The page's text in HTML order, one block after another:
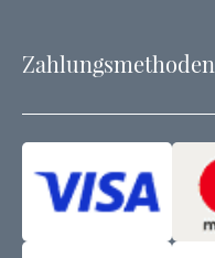
Zahlungsmethoden